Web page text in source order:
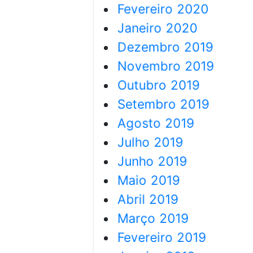
Fevereiro 2020
Janeiro 2020
Dezembro 2019
Novembro 2019
Outubro 2019
Setembro 2019
Agosto 2019
Julho 2019
Junho 2019
Maio 2019
Abril 2019
Março 2019
Fevereiro 2019